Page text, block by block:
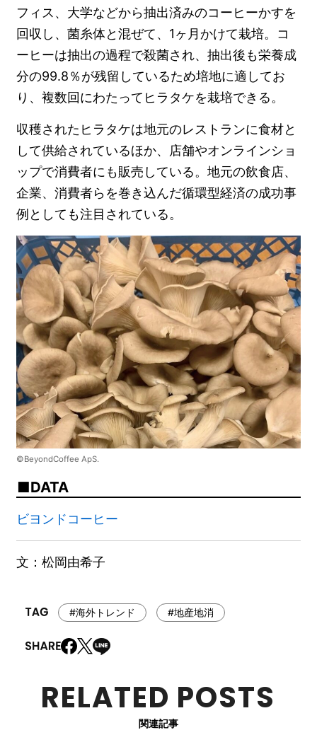
フィス、大学などから抽出済みのコーヒーかすを
回収し、菌糸体と混ぜて、1ヶ月かけて栽培。コ
ーヒーは抽出の過程で殺菌され、抽出後も栄養成
分の99.8％が残留しているため培地に適してお
り、複数回にわたってヒラタケを栽培できる。
収穫されたヒラタケは地元のレストランに食材と
して供給されているほか、店舗やオンラインショ
ップで消費者にも販売している。地元の飲食店、
企業、消費者らを巻き込んだ循環型経済の成功事
例としても注目されている。
©BeyondCoffee ApS.
DATA
ビヨンドコーヒー
文：松岡由希子
#海外トレンド #地産地消
RELATED POSTS
関連記事